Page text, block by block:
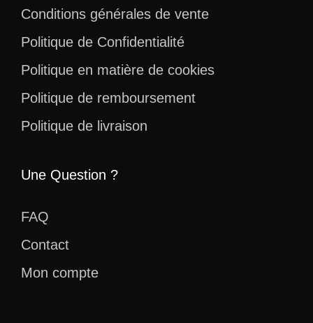
Conditions générales de vente
Politique de Confidentialité
Politique en matière de cookies
Politique de remboursement
Politique de livraison
Une Question ?
FAQ
Contact
Mon compte